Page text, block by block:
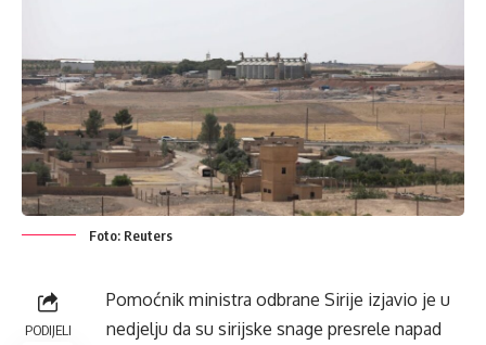
Foto: Reuters
PODIJELI
Pomoćnik ministra odbrane Sirije izjavio je u
nedjelju da su sirijske snage presrele napad